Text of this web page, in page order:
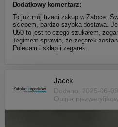
Dodatkowy komentarz:
To już mój trzeci zakup w Zatoce.
sklepem, bardzo szybka dostawa.
U50 to jest to czego szukałem,
Tegiment sprawia, że zegarek
Polecam i sklep i zegarek.
Jacek
Dodano: 2025-06-09
Opinia